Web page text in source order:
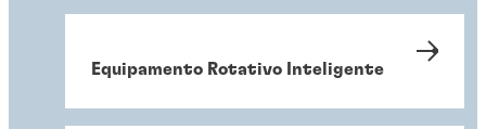
Equipamento Rotativo Inteligente